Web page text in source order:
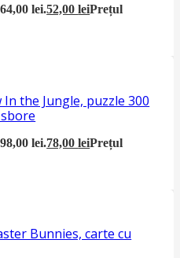
lei.52,00leiPrețul
the Jungle, puzzle 300
lei.78,00leiPrețul
Bunnies, carte cu